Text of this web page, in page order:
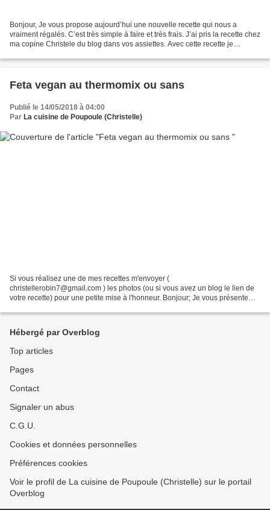
Bonjour, Je vous propose aujourd’hui une nouvelle recette qui nous a
vraiment régalés. C’est très simple à faire et très frais. J’ai pris la recette chez
ma copine Christele du blog dans vos assiettes. Avec cette recette je
Feta vegan au thermomix ou sans
Publié le 14/05/2018 à 04:00
Par La cuisine de Poupoule (Christelle)
Si vous réalisez une de mes recettes m'envoyer (
christellerobin7@gmail.com ) les photos (ou si vous avez un blog le lien de
votre recette) pour une petite mise à l'honneur. Bonjour; Je vous présente
Hébergé par Overblog
Top articles
Pages
Contact
Signaler un abus
C.G.U.
Cookies et données personnelles
Préférences cookies
Voir le profil de La cuisine de Poupoule (Christelle) sur le portail
Overblog